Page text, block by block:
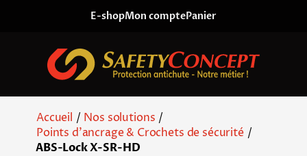
E-shopMon comptePanier
Accueil / Nos solutions /
Points d'ancrage & Crochets de sécurité /
ABS-Lock X-SR-HD